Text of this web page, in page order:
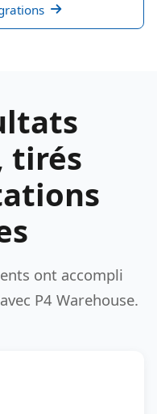
tirés
ont accompli
P4 Warehouse.